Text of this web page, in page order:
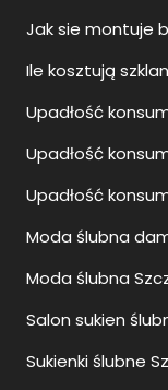
Jak sie montuje
Ile kosztują
Upadłość
Upadłość
Upadłość
Moda ślubna
Moda ślubna
Salon sukien
Sukienki ślubne